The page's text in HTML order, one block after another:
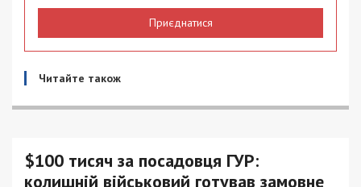
Приєднатися
Читайте також
$100 тисяч за посадовця ГУР:
колишній військовий готував замовне